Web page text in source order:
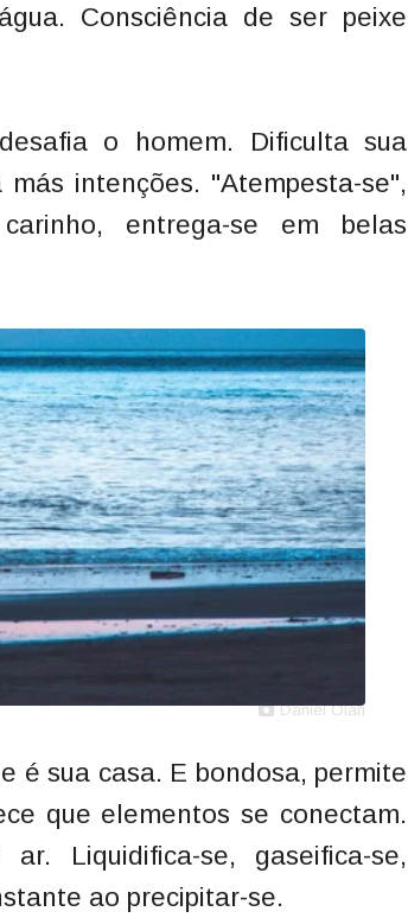
Consciência de ser peixe
o homem. Dificulta sua
intenções. "Atempesta-se",
entrega-se em belas
Daniel Olah
é sua casa. E bondosa, permite
que elementos se conectam.
Liquidifica-se, gaseifica-se,
ao precipitar-se.